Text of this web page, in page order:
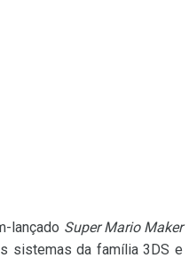
lançado Super Mario Maker
sistemas da família 3DS e